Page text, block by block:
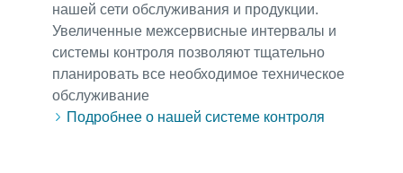
нашей сети обслуживания и продукции.
Увеличенные межсервисные интервалы и
системы контроля позволяют тщательно
планировать все необходимое техническое
обслуживание
Подробнее о нашей системе контроля